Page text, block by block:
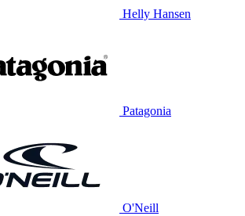
Helly Hansen
Patagonia
O'Neill